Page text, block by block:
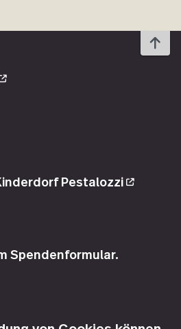
Pestalozzi
Spendenformular.
To